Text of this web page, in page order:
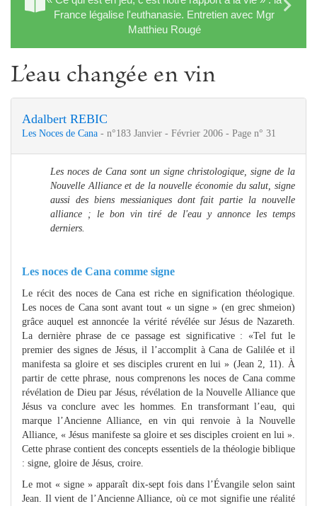
France légalise l'euthanasie. Entretien avec Mgr
Matthieu Rougé
L’eau changée en vin
Adalbert REBIC
Les Noces de Cana - n°183 Janvier - Février 2006 - Page n° 31
Les noces de Cana sont un signe christologique, signe de la
Nouvelle Alliance et de la nouvelle économie du salut, signe
aussi des biens messianiques dont fait partie la nouvelle
alliance ; le bon vin tiré de l'eau y annonce les temps
derniers.
Les noces de Cana comme signe
Le récit des noces de Cana est riche en signification théologique.
Les noces de Cana sont avant tout « un signe » (en grec shmeion)
grâce auquel est annoncée la vérité révélée sur Jésus de Nazareth.
La dernière phrase de ce passage est significative : «Tel fut le
premier des signes de Jésus, il l’accomplit à Cana de Galilée et il
manifesta sa gloire et ses disciples crurent en lui » (Jean 2, 11). À
partir de cette phrase, nous comprenons les noces de Cana comme
révélation de Dieu par Jésus, révélation de la Nouvelle Alliance que
Jésus va conclure avec les hommes. En transformant l’eau, qui
marque l’Ancienne Alliance, en vin qui renvoie à la Nouvelle
Alliance, « Jésus manifeste sa gloire et ses disciples croient en lui ».
Cette phrase contient des concepts essentiels de la théologie biblique
: signe, gloire de Jésus, croire.
Le mot « signe » apparaît dix-sept fois dans l’Évangile selon saint
Jean. Il vient de l’Ancienne Alliance, où ce mot signifie une réalité